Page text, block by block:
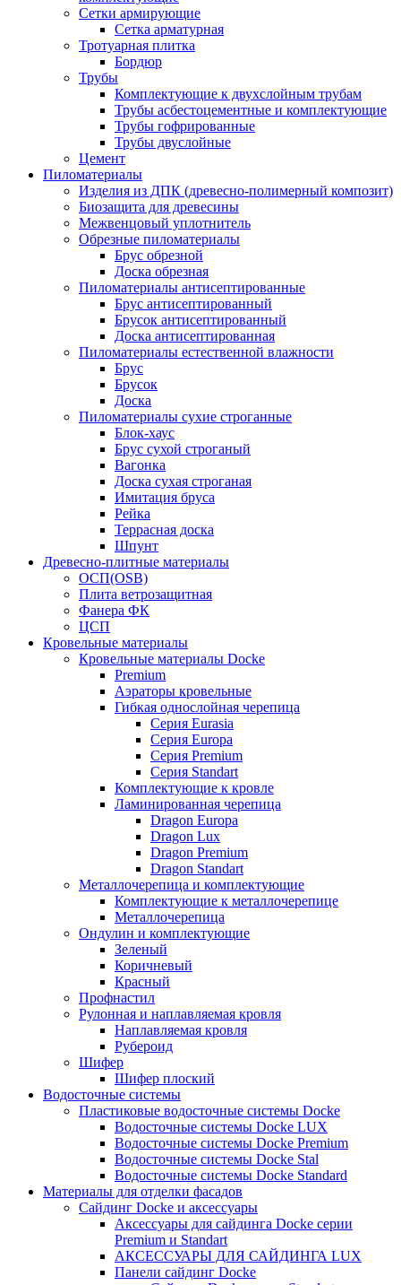
Сетки армирующие
Сетка арматурная
Тротуарная плитка
Бордюр
Трубы
Комплектующие к двухслойным трубам
Трубы асбестоцементные и комплектующие
Трубы гофрированные
Трубы двуслойные
Цемент
Пиломатериалы
Изделия из ДПК (древесно-полимерный композит)
Биозащита для древесины
Межвенцовый уплотнитель
Обрезные пиломатериалы
Брус обрезной
Доска обрезная
Пиломатериалы антисептированные
Брус антисептированный
Брусок антисептированный
Доска антисептированная
Пиломатериалы естественной влажности
Брус
Брусок
Доска
Пиломатериалы сухие строганные
Блок-хаус
Брус сухой строганый
Вагонка
Доска сухая строганая
Имитация бруса
Рейка
Террасная доска
Шпунт
Древесно-плитные материалы
ОСП(OSB)
Плита ветрозащитная
Фанера ФК
ЦСП
Кровельные материалы
Кровельные материалы Docke
Premium
Аэраторы кровельные
Гибкая однослойная черепица
Серия Eurasia
Серия Europa
Серия Premium
Серия Standart
Комплектующие к кровле
Ламинированная черепица
Dragon Europa
Dragon Lux
Dragon Premium
Dragon Standart
Металлочерепица и комплектующие
Комплектующие к металлочерепице
Металлочерепица
Ондулин и комплектующие
Зеленый
Коричневый
Красный
Профнастил
Рулонная и наплавляемая кровля
Наплавляемая кровля
Рубероид
Шифер
Шифер плоский
Водосточные системы
Пластиковые водосточные системы Docke
Водосточные системы Docke LUX
Водосточные системы Docke Premium
Водосточные системы Docke Stal
Водосточные системы Docke Standard
Материалы для отделки фасадов
Сайдинг Docke и аксессуары
Аксессуары для сайдинга Docke серии
Premium и Standart
АКСЕССУАРЫ ДЛЯ САЙДИНГА LUX
Панели сайдинг Docke